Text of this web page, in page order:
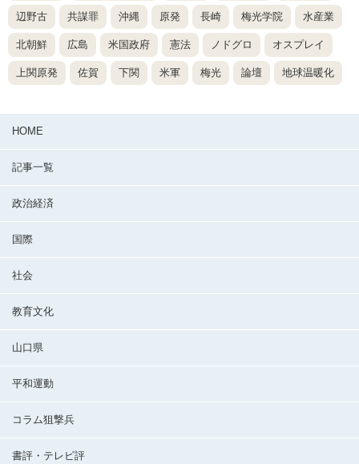
辺野古 共謀罪 沖縄 原発 長崎 梅光学院 水産業
北朝鮮 広島 米国政府 憲法 ノドグロ オスプレイ
上関原発 佐賀 下関 米軍 梅光 論壇 地球温暖化
HOME
記事一覧
政治経済
国際
社会
教育文化
山口県
平和運動
コラム狙撃兵
書評・テレビ評